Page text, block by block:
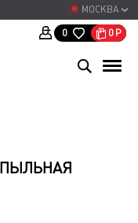
МОСКВА
0 0 Р
ПЫЛЬНАЯ